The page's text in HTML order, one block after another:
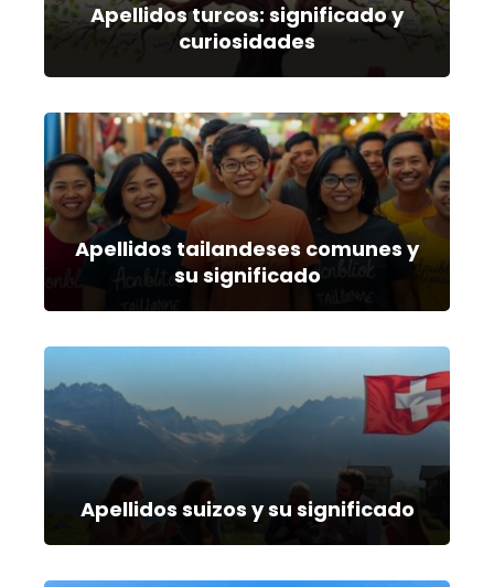
Apellidos turcos: significado y
curiosidades
Apellidos tailandeses comunes y
su significado
Apellidos suizos y su significado